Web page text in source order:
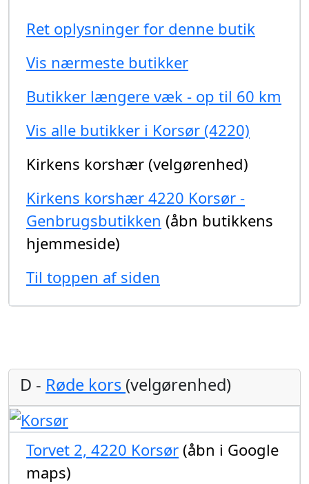
Ret oplysninger for denne butik
Vis nærmeste butikker
Butikker længere væk - op til 60 km
Vis alle butikker i Korsør (4220)
Kirkens korshær (velgørenhed)
Kirkens korshær 4220 Korsør -
Genbrugsbutikken (åbn butikkens
hjemmeside)
Til toppen af siden
D - Røde kors (velgørenhed)
Torvet 2, 4220 Korsør (åbn i Google
maps)